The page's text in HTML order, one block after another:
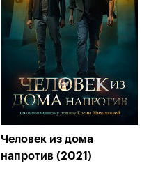
Человек из дома
напротив (2021)